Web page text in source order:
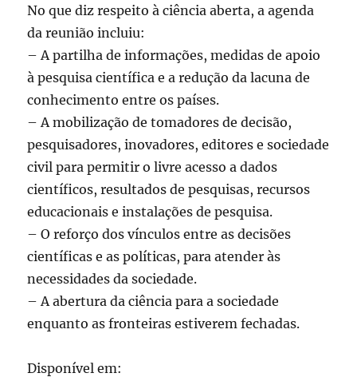
No que diz respeito à ciência aberta, a agenda
da reunião incluiu:
– A partilha de informações, medidas de apoio
à pesquisa científica e a redução da lacuna de
conhecimento entre os países.
– A mobilização de tomadores de decisão,
pesquisadores, inovadores, editores e sociedade
civil para permitir o livre acesso a dados
científicos, resultados de pesquisas, recursos
educacionais e instalações de pesquisa.
– O reforço dos vínculos entre as decisões
científicas e as políticas, para atender às
necessidades da sociedade.
– A abertura da ciência para a sociedade
enquanto as fronteiras estiverem fechadas.
Disponível em: